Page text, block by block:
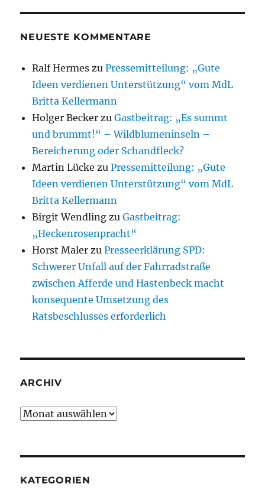
NEUESTE KOMMENTARE
Ralf Hermes zuPressemitteilung: „Gute
Ideen verdienen Unterstützung“ vom MdL
Britta Kellermann
Holger Becker zuGastbeitrag: „Es summt
und brummt!“ – Wildblumeninseln –
Bereicherung oder Schandfleck?
Martin Lücke zuPressemitteilung: „Gute
Ideen verdienen Unterstützung“ vom MdL
Britta Kellermann
Birgit Wendling zuGastbeitrag:
„Heckenrosenpracht“
Horst Maler zuPresseerklärung SPD:
Schwerer Unfall auf der Fahrradstraße
zwischen Afferde und Hastenbeck macht
konsequente Umsetzung des
Ratsbeschlusses erforderlich
ARCHIV
Archiv
KATEGORIEN